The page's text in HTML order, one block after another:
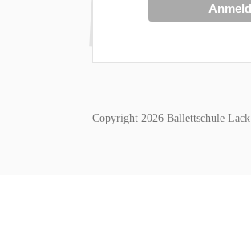
Copyright 2026 Ballettschule Lack